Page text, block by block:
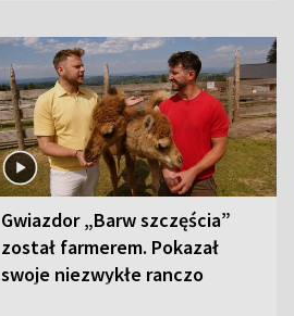
Gwiazdor „Barw szczęścia”
został farmerem. Pokazał
swoje niezwykłe ranczo